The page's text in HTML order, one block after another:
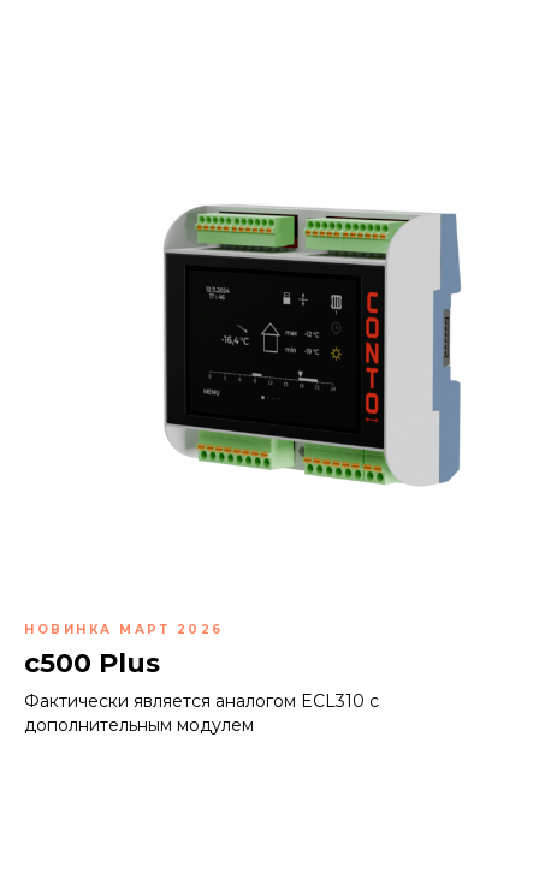
НОВИНКА МАРТ 2026
с500 Plus
Фактически является аналогом ECL310 с
дополнительным модулем